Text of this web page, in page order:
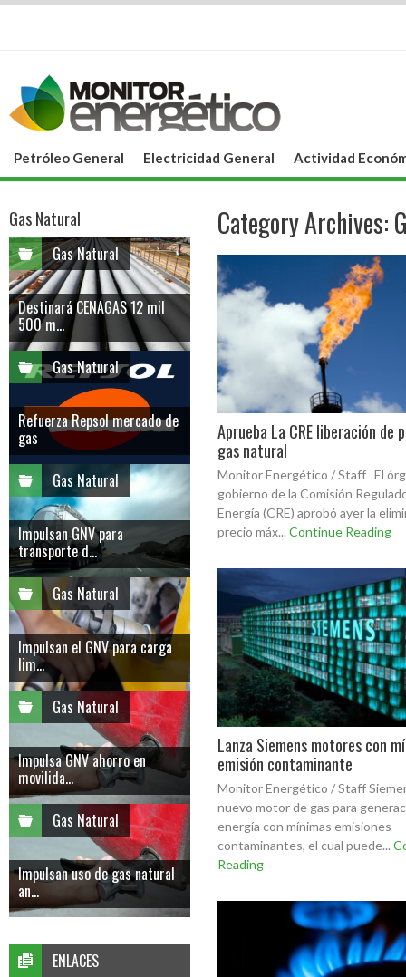
Petróleo General Electricidad General Actividad
Category Archives:
Aprueba La CRE liberación de
gas natural
Monitor Energético / Staff El
gobierno de la Comisión
Energía (CRE) aprobó ayer la
precio máx... Continue Reading
Lanza Siemens motores con
emisión contaminante
Monitor Energético / Staff
nuevo motor de gas para
energía con mínimas emisiones
contaminantes, el cual puede...
Reading
Gas Natural
Gas Natural
Destinará CENAGAS 12 mil
500 m...
Gas Natural
Refuerza Repsol mercado de
gas
Gas Natural
Impulsan GNV para
transporte d...
Gas Natural
Impulsan el GNV para carga
lim...
Gas Natural
Impulsa GNV ahorro en
movilida...
Gas Natural
Impulsan uso de gas natural
an...
ENLACES